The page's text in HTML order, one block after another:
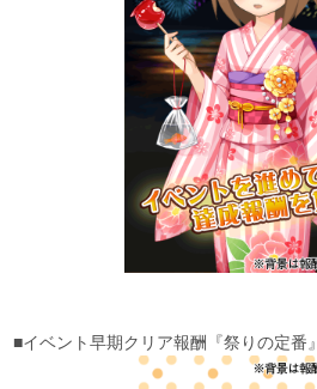
■イベント早期クリア報酬『祭りの定番』